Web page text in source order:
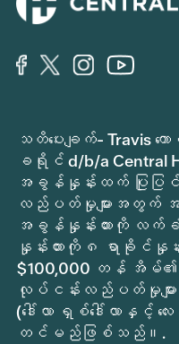
သတိပေးချက်- Travis ကေ
ခရိုင် d/b/a
အခွန်နှုန်းထက် ပြုပ
လည်ပတ်မှုများအတွ
အခွန်နှုန်းထားကို လ
နှုန်းထားကို ၈ ရာခိုင်
$100,000 တန် အိမ်
လုပ်ငန်းလည်ပတ်မှုမျ
(ဒေါ်လာ ရှစ်ဒေါ်လာနှ
တင်မည်ဖြစ်သည်။.